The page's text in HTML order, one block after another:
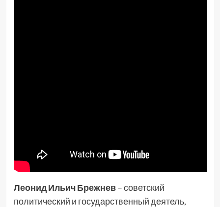
Леонид Ильич Брежнев– советский
политический и государственный деятель,